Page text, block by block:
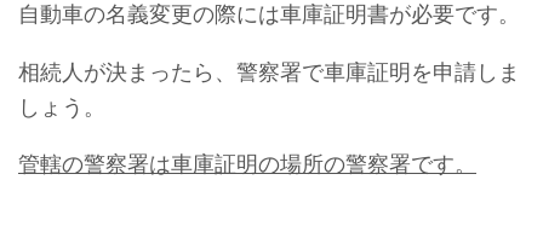
自動車の名義変更の際には車庫証明書が必要です。
相続人が決まったら、警察署で車庫証明を申請しま
しょう。
管轄の警察署は車庫証明の場所の警察署です。